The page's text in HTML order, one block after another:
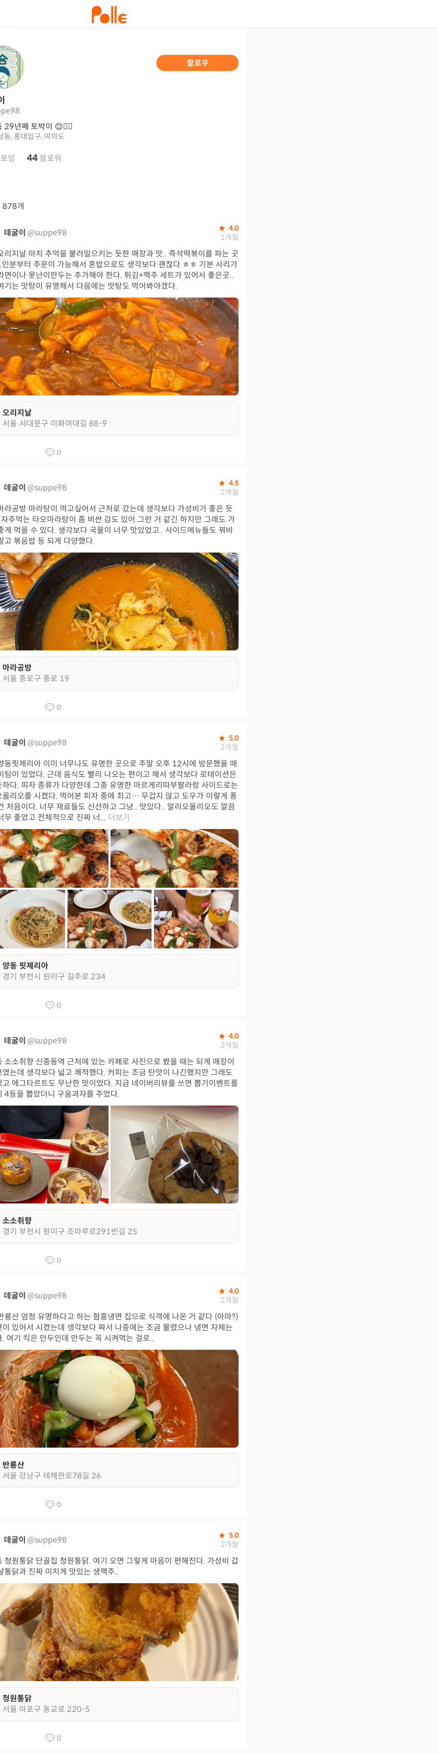
팔로우
29년째 토박이 😊❤️‍🔥
동, 홍대입구, 여의도
잉 44 팔로워
878개
데굴이 @suppe98 4.0
1개월
리지날 마치 추억을 불러일으키는 듯한 매장과 맛.. 즉석떡볶이를 파는 곳
분부터 주문이 가능해서 혼밥으로도 생각보다 괜찮다 ㅎㅎ 기본 사리가
면이나 못난이만두는 추가해야 한다. 튀김+맥주 세트가 있어서 좋은곳..
기는 맛탕이 유명해서 다음에는 맛탕도 먹어봐야겠다.
오리지날
서울 서대문구 이화여대길 88-9
0
데굴이 @suppe98 4.5
2개월
라공방 마라탕이 먹고싶어서 근처로 갔는데 생각보다 가성비가 좋은 듯
주먹는 타오마라탕이 좀 비싼 감도 있어 그런 거 같긴 하지만 그래도 가
게 먹을 수 있다. 생각보다 국물이 너무 맛있었고.. 사이드메뉴들도 꿔바
고 볶음밥 등 되게 다양했다.
마라공방
서울 종로구 종로 19
0
데굴이 @suppe98 5.0
2개월
동핏제리아 이미 너무나도 유명한 곳으로 주말 오후 12시에 방문했을 때
팅이 있었다. 근데 음식도 빨리 나오는 편이고 해서 생각보다 로테이션은
하다. 피자 종류가 다양한데 그중 유명한 마르게리따부팔라랑 사이드로는
올리오를 시켰다. 먹어본 피자 중에 최고… 무겁지 않고 도우가 이렇게 퐁
처음이다. 너무 재료들도 신선하고 그냥.. 맛있다.. 알리오올리오도 깔끔
무 좋았고 전체적으로 진짜 너... 더보기
양동 핏제리아
경기 부천시 원미구 길주로 234
0
데굴이 @suppe98 4.0
2개월
소소취향 신중동역 근처에 있는 카페로 사진으로 봤을 때는 되게 매장이
였는데 생각보다 넓고 쾌적했다. 커피는 조금 탄맛이 나긴했지만 그래도
고 에그타르트도 무난한 맛이었다. 지금 네이버리뷰를 쓰면 뽑기이벤트를
4등을 뽑았더니 구움과자를 주었다.
소소취향
경기 부천시 원미구 조마루로291번길 25
0
데굴이 @suppe98 4.0
2개월
룡산 엄청 유명하다고 하는 함흥냉면 집으로 식객에 나온 거 같다 (아마?)
이 있어서 시켰는데 생각보다 짜서 나중에는 조금 물렸으나 냉면 자체는
. 여기 킥은 만두인데 만두는 꼭 시켜먹는 걸로..
반룡산
서울 강남구 테헤란로78길 26
0
데굴이 @suppe98 5.0
2개월
청원통닭 단골집 청원통닭. 여기 오면 그렇게 마음이 편해진다. 가성비 갑
통닭과 진짜 미치게 맛있는 생맥주..
청원통닭
서울 마포구 동교로 220-5
0